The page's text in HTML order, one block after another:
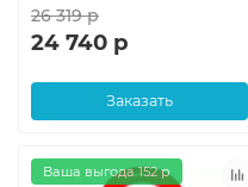
26 319 р
24 740 р
Заказать
Ваша выгода 152 р